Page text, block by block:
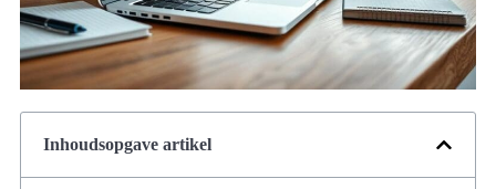
Inhoudsopgave artikel